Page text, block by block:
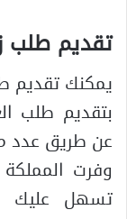
تقديم طلب
يمكنك تقديم
بتقديم طلب
عن طريق عدد
وفرت
تسهل